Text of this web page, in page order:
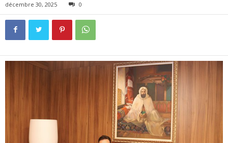
décembre 30, 2025 0